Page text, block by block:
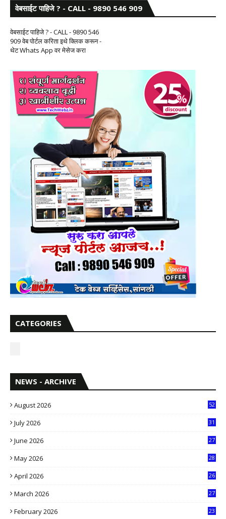
वेबसाईट पाहिजे ? - CALL - 9890 546 909
वेबसाईट पाहिजे ? - CALL - 9890 546
909 वेब पोर्टल करिता इथे क्लिक करून -
थेट Whats App वर मेसेज करा
CATEGORIES
NEWS - ARCHIVE
August 2026 52
July 2026
31
June 2026
27
May 2026
28
April 2026
26
March 2026
27
February 2026
23